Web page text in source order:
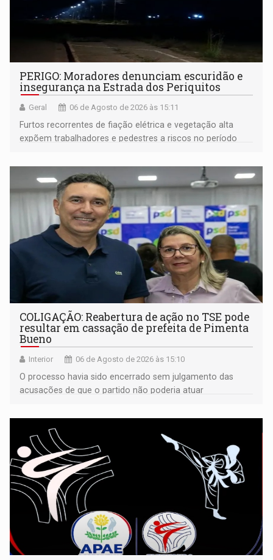
PERIGO: Moradores denunciam escuridão e
insegurança na Estrada dos Periquitos
Geral 06 de Agosto de 2026 às 15:11
Furtos recorrentes de fiação elétrica e vegetação alta
expõem trabalhadores e pedestres a riscos no período
COLIGAÇÃO: Reabertura de ação no TSE pode
resultar em cassação de prefeita de Pimenta
Bueno
Interior 06 de Agosto de 2026 às 15:10
O processo havia sido encerrado sem julgamento das
acusações de que o partido não poderia atuar